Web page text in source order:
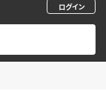
ログイン